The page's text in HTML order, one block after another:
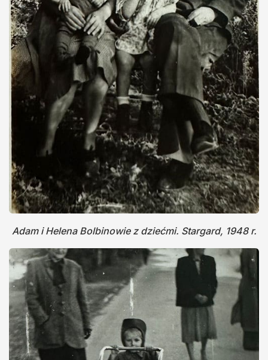
Adam i Helena Bolbinowie z dziećmi. Stargard, 1948 r.